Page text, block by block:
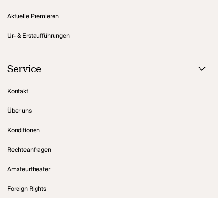
Aktuelle Premieren
Ur- & Erstaufführungen
Service
Kontakt
Über uns
Konditionen
Rechteanfragen
Amateurtheater
Foreign Rights